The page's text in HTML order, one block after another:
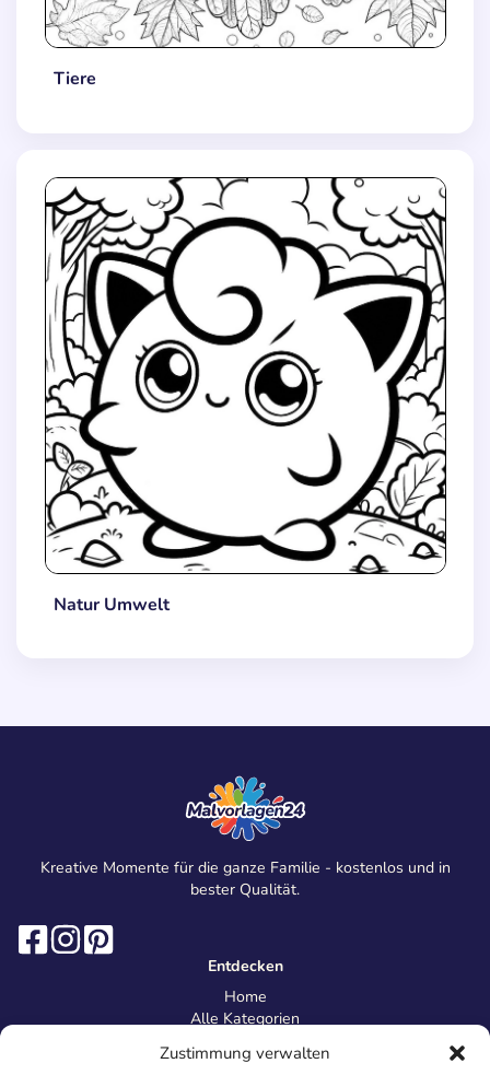
Zustimmung verwalten
Tiere
Natur Umwelt
Kreative Momente für die ganze Familie - kostenlos und in
bester Qualität.
Entdecken
Home
Alle Kategorien
Information